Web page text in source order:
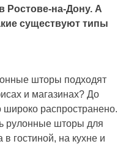
Ростове-на-Дону. А
существуют типы
шторы подходят
и магазинах? До
распространено.
рулонные шторы для
гостиной, на кухне и